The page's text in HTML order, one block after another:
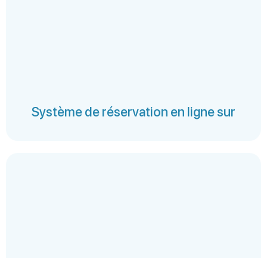
Système de réservation en ligne sur